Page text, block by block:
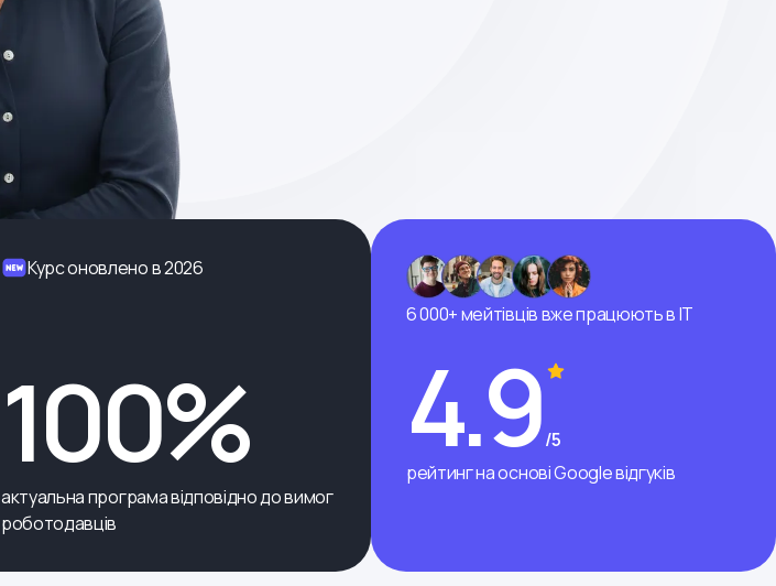
Курс оновлено в 2026
100%
актуальна програма відповідно до вимог
роботодавців
6 000+ мейтівців вже працюють в ІТ
4.9 /5
рейтинг на основі Google відгуків